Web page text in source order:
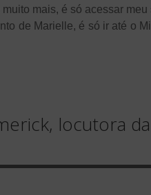
mais, é só acessar meu
de Marielle, é só ir até o
locutora